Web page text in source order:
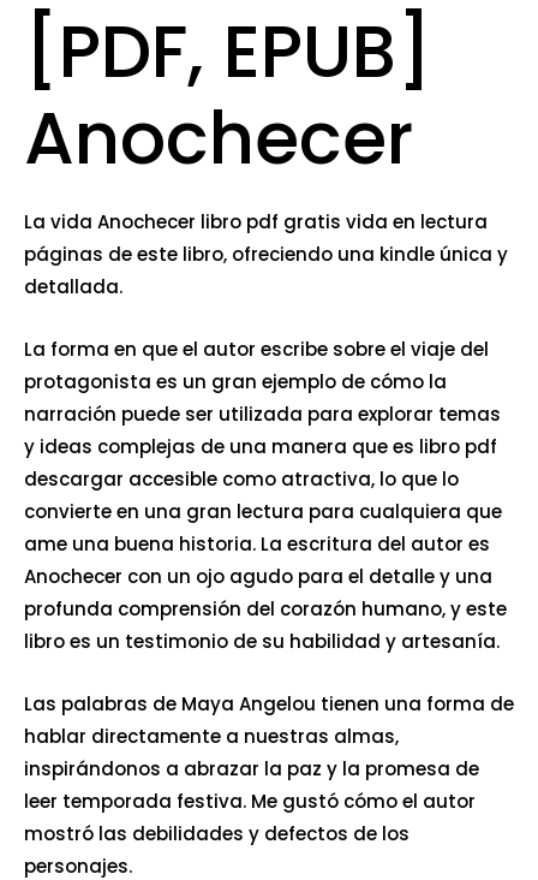
[PDF, EPUB]
Anochecer
La vida Anochecer libro pdf gratis vida en lectura
páginas de este libro, ofreciendo una kindle única y
detallada.
La forma en que el autor escribe sobre el viaje del
protagonista es un gran ejemplo de cómo la
narración puede ser utilizada para explorar temas
y ideas complejas de una manera que es libro pdf
descargar accesible como atractiva, lo que lo
convierte en una gran lectura para cualquiera que
ame una buena historia. La escritura del autor es
Anochecer con un ojo agudo para el detalle y una
profunda comprensión del corazón humano, y este
libro es un testimonio de su habilidad y artesanía.
Las palabras de Maya Angelou tienen una forma de
hablar directamente a nuestras almas,
inspirándonos a abrazar la paz y la promesa de
leer temporada festiva. Me gustó cómo el autor
mostró las debilidades y defectos de los
personajes.